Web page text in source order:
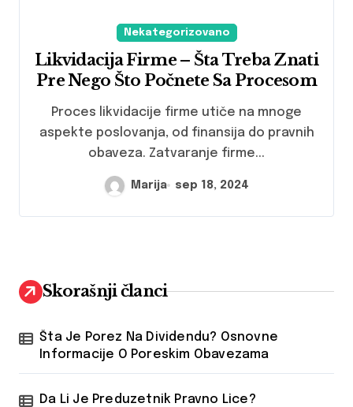
Nekategorizovano
Likvidacija Firme – Šta Treba Znati
Pre Nego Što Počnete Sa Procesom
Proces likvidacije firme utiče na mnoge
aspekte poslovanja, od finansija do pravnih
obaveza. Zatvaranje firme...
Marija sep 18, 2024
Skorašnji članci
Šta Je Porez Na Dividendu? Osnovne
Informacije O Poreskim Obavezama
Da Li Je Preduzetnik Pravno Lice?